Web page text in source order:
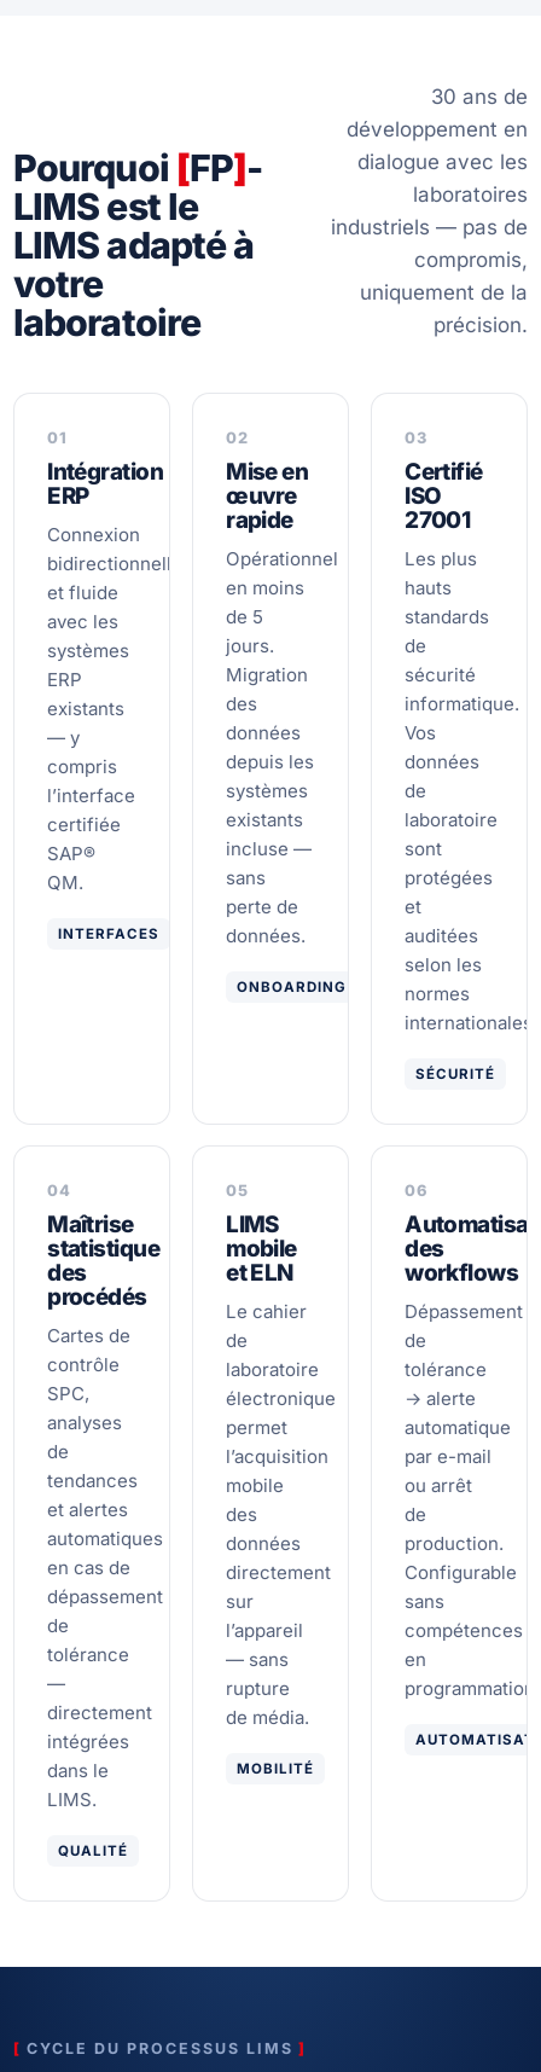
Pourquoi [FP]-
LIMS est le
LIMS adapté à
votre
laboratoire
30 ans de
développement en
dialogue avec les
laboratoires
industriels — pas de
compromis,
uniquement de la
précision.
01
Intégration
ERP
Connexion
bidirectionnelle
et fluide
avec les
systèmes
ERP
existants
— y
compris
l’interface
certifiée
SAP®
QM.
INTERFACES
02
Mise en
œuvre
rapide
Opérationnel
en moins
de 5
jours.
Migration
des
données
depuis les
systèmes
existants
incluse —
sans
perte de
données.
ONBOARDING
03
Certifié
ISO
27001
Les plus
hauts
standards
de
sécurité
informatique.
Vos
données
de
laboratoire
sont
protégées
et
auditées
selon les
normes
internationales.
SÉCURITÉ
04
Maîtrise
statistique
des
procédés
Cartes de
contrôle
SPC,
analyses
de
tendances
et alertes
automatiques
en cas de
dépassement
de
tolérance
—
directement
intégrées
dans le
LIMS.
QUALITÉ
05
LIMS
mobile
et ELN
Le cahier
de
laboratoire
électronique
permet
l’acquisition
mobile
des
données
directement
sur
l’appareil
— sans
rupture
de média.
MOBILITÉ
06
des
workflows
Dépassement
de
tolérance
→ alerte
automatique
par e-mail
ou arrêt
de
production.
Configurable
sans
compétences
en
programmation.
CYCLE DU PROCESSUS LIMS